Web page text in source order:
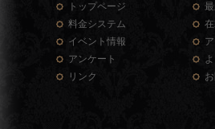
トップページ
料金システム
イベント情報
アンケート
リンク